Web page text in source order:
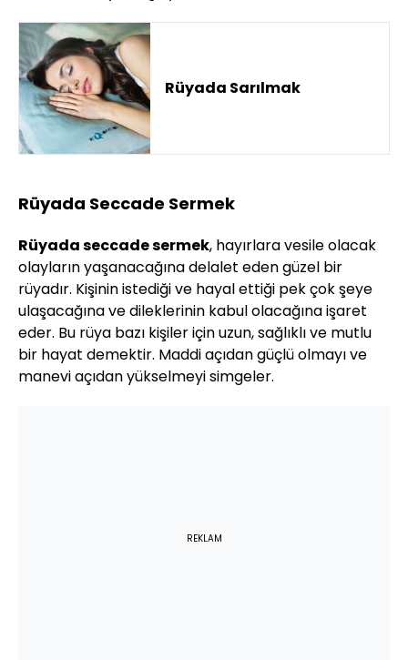
Rüyada Sarılmak
Rüyada Seccade Sermek
Rüyada seccade sermek, hayırlara vesile olacak
olayların yaşanacağına delalet eden güzel bir
rüyadır. Kişinin istediği ve hayal ettiği pek çok şeye
ulaşacağına ve dileklerinin kabul olacağına işaret
eder. Bu rüya bazı kişiler için uzun, sağlıklı ve mutlu
bir hayat demektir. Maddi açıdan güçlü olmayı ve
manevi açıdan yükselmeyi simgeler.
REKLAM